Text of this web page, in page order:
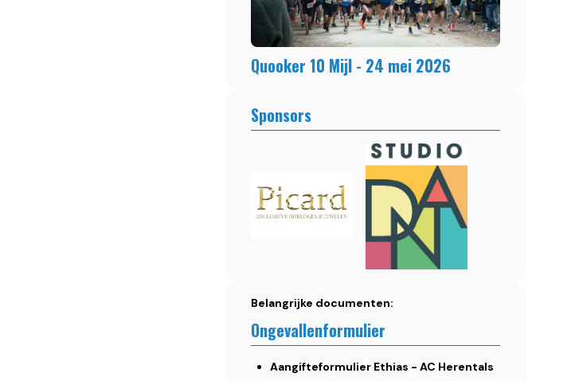
Quooker 10 Mijl - 24 mei 2026
Sponsors
Belangrijke documenten:
Ongevallenformulier
Aangifteformulier Ethias - AC Herentals